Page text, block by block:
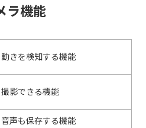
ラ機能
きを検知する機能
影できる機能
声も保存する機能